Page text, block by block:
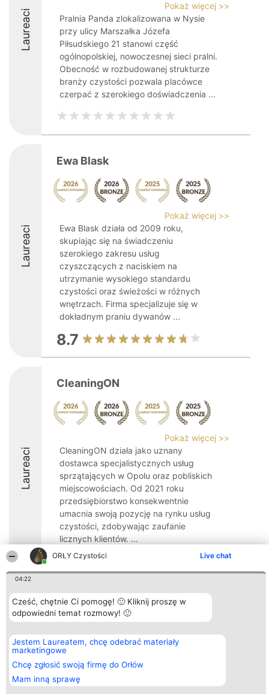
ORŁY Czystości Live chat
04:22
Cześć, chętnie Ci pomogę! 🙂 Kliknij proszę w
odpowiedni temat rozmowy! 🙂
Jestem Laureatem, chcę odebrać materiały
marketingowe
Chcę zgłosić swoją firmę do Orłów
Mam inną sprawę
Laureaci
Pokaż więcej >>
Pralnia Panda zlokalizowana w Nysie
przy ulicy Marszałka Józefa
Piłsudskiego 21 stanowi część
ogólnopolskiej, nowoczesnej sieci pralni.
Obecność w rozbudowanej strukturze
branży czystości pozwala placówce
czerpać z szerokiego doświadczenia ...
Laureaci
Ewa Blask
Pokaż więcej >>
Ewa Blask działa od 2009 roku,
skupiając się na świadczeniu
szerokiego zakresu usług
czyszczących z naciskiem na
utrzymanie wysokiego standardu
czystości oraz świeżości w różnych
wnętrzach. Firma specjalizuje się w
dokładnym praniu dywanów ...
8.7
Laureaci
CleaningON
Pokaż więcej >>
CleaningON działa jako uznany
dostawca specjalistycznych usług
sprzątających w Opolu oraz pobliskich
miejscowościach. Od 2021 roku
przedsiębiorstwo konsekwentnie
umacnia swoją pozycję na rynku usług
czystości, zdobywając zaufanie
licznych klientów. ...
8.7
Organizator plebiscytu
Bright Side Solutions sp. z o.
o. sp. k.
Wrocław 50-079
KRS 0000749100 | Regon
381313360 | NIP 8943132676
+48 508 492 400
Plebiscyt
Laureaci
Lista
Laureatów
Polityka
Kontakt